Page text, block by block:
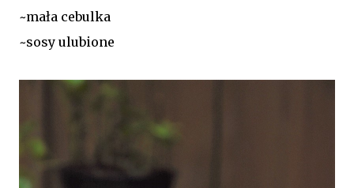
~mała cebulka
~sosy ulubione